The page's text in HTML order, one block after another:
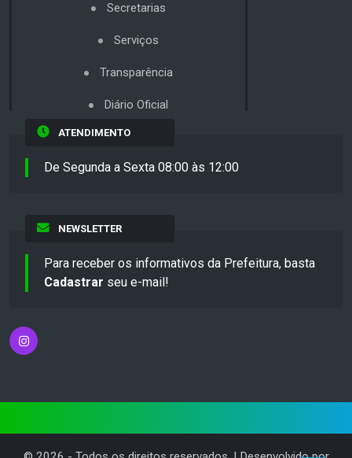
Secretarias
Serviços
Transparência
Diário Oficial
ATENDIMENTO
De Segunda a Sexta 08:00 às 12:00
NEWSLETTER
Para receber os informativos da Prefeitura, basta
Cadastrar seu e-mail!